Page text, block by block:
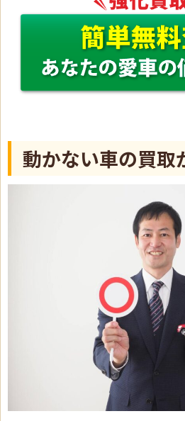
動かない車の買取